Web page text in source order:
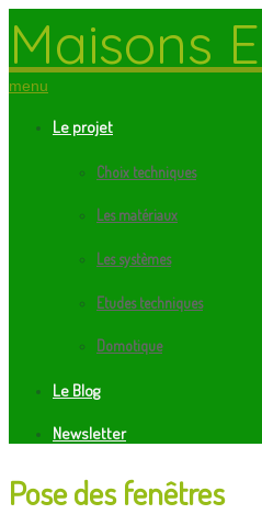
Maisons
menu
Le projet
Choix techniques
Les matériaux
Les systèmes
Etudes techniques
Domotique
Le Blog
Newsletter
Pose des fenêtres